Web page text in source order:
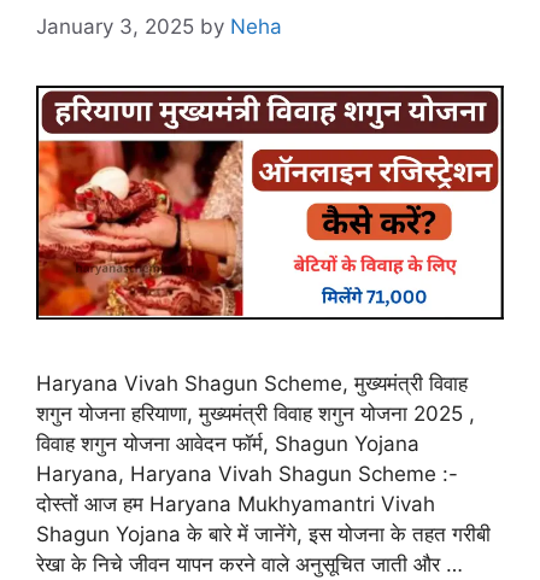
January 3, 2025 by Neha
Haryana Vivah Shagun Scheme, मुख्यमंत्री विवाह
शगुन योजना हरियाणा, मुख्यमंत्री विवाह शगुन योजना 2025 ,
विवाह शगुन योजना आवेदन फॉर्म, Shagun Yojana
Haryana, Haryana Vivah Shagun Scheme :-
दोस्तों आज हम Haryana Mukhyamantri Vivah
Shagun Yojana के बारे में जानेंगे, इस योजना के तहत गरीबी
रेखा के निचे जीवन यापन करने वाले अनुसूचित जाती और …